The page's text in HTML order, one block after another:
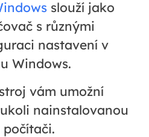
slouží jako
s různými
nastavení v
Windows.
vám umožní
nainstalovanou